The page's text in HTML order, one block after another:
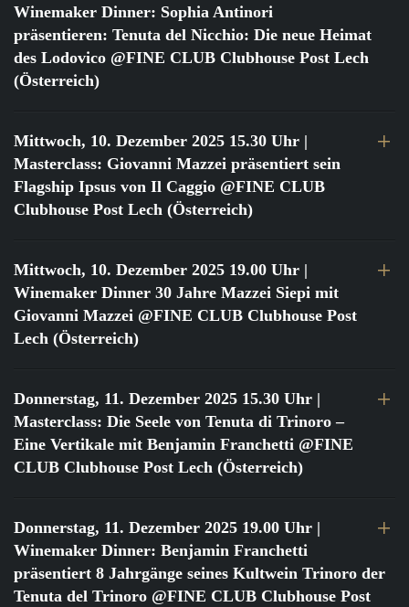
Winemaker Dinner: Sophia Antinori
präsentieren: Tenuta del Nicchio: Die neue Heimat
des Lodovico @FINE CLUB Clubhouse Post Lech
(Österreich)
Mittwoch, 10. Dezember 2025 15.30 Uhr |
Masterclass: Giovanni Mazzei präsentiert sein
Flagship Ipsus von Il Caggio @FINE CLUB
Clubhouse Post Lech (Österreich)
Mittwoch, 10. Dezember 2025 19.00 Uhr |
Winemaker Dinner 30 Jahre Mazzei Siepi mit
Giovanni Mazzei @FINE CLUB Clubhouse Post
Lech (Österreich)
Donnerstag, 11. Dezember 2025 15.30 Uhr |
Masterclass: Die Seele von Tenuta di Trinoro –
Eine Vertikale mit Benjamin Franchetti @FINE
CLUB Clubhouse Post Lech (Österreich)
Donnerstag, 11. Dezember 2025 19.00 Uhr |
Winemaker Dinner: Benjamin Franchetti
präsentiert 8 Jahrgänge seines Kultwein Trinoro der
Tenuta del Trinoro @FINE CLUB Clubhouse Post